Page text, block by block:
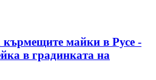
кърмещите майки в Русе -
в градинката на